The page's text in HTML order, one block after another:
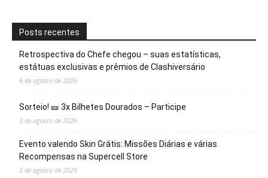
Posts recentes
Retrospectiva do Chefe chegou – suas estatísticas,
estátuas exclusivas e prêmios de Clashiversário
6 de agosto de 2026
Sorteio! 🎫 3x Bilhetes Dourados – Participe
3 de agosto de 2026
Evento valendo Skin Grátis: Missões Diárias e várias
Recompensas na Supercell Store
3 de agosto de 2026